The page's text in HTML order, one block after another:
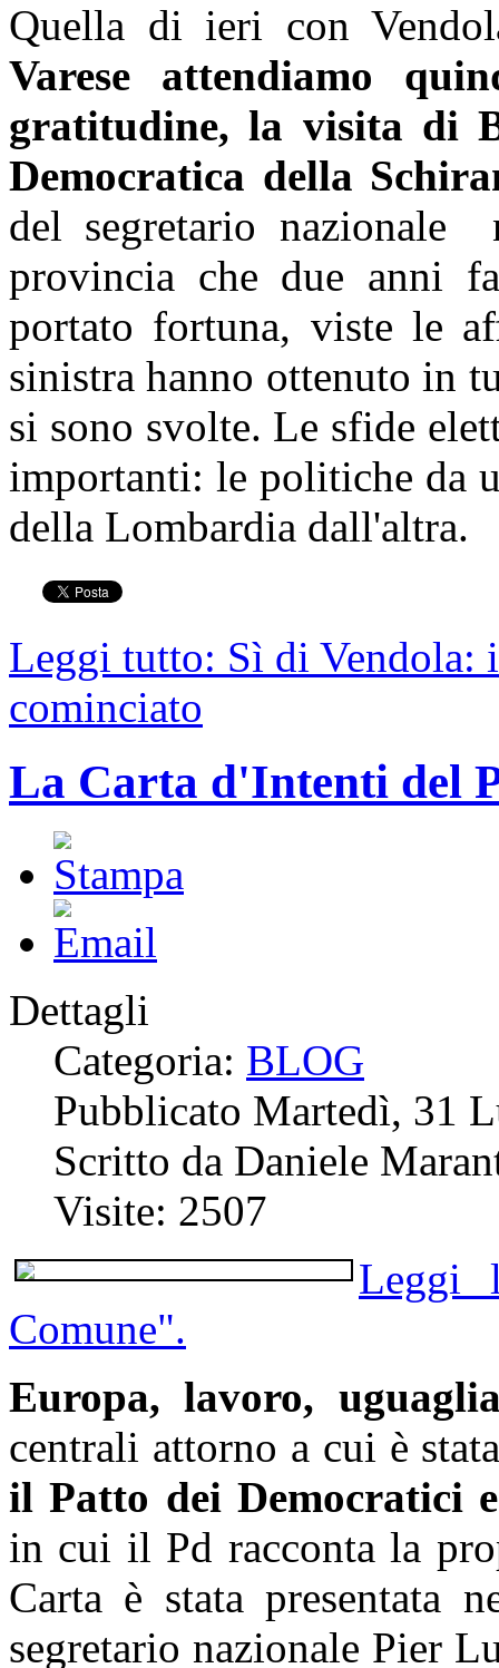
Quella di ieri con
Varese attendiamo
gratitudine, la visita di
Democratica della
del segretario nazionale
provincia che due anni
portato fortuna, viste le
sinistra hanno ottenuto in
si sono svolte. Le sfide
importanti: le politiche da
della Lombardia dall'altra.
Leggi tutto: Sì di Vendola:
cominciato
La Carta d'Intenti del
Dettagli
Categoria: BLOG
Pubblicato Martedì, 31
Scritto da Daniele
Visite: 2507
Leggi
Comune".
Europa, lavoro,
centrali attorno a cui è
il Patto dei Democratici
in cui il Pd racconta la
Carta è stata presentata
segretario nazionale Pier